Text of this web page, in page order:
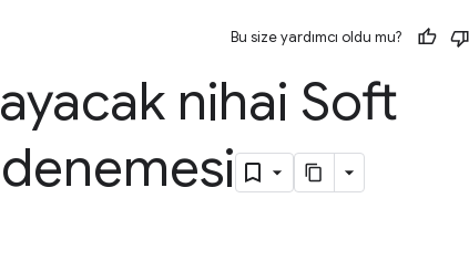
Bu size yardımcı oldu mu?
nihai Soft